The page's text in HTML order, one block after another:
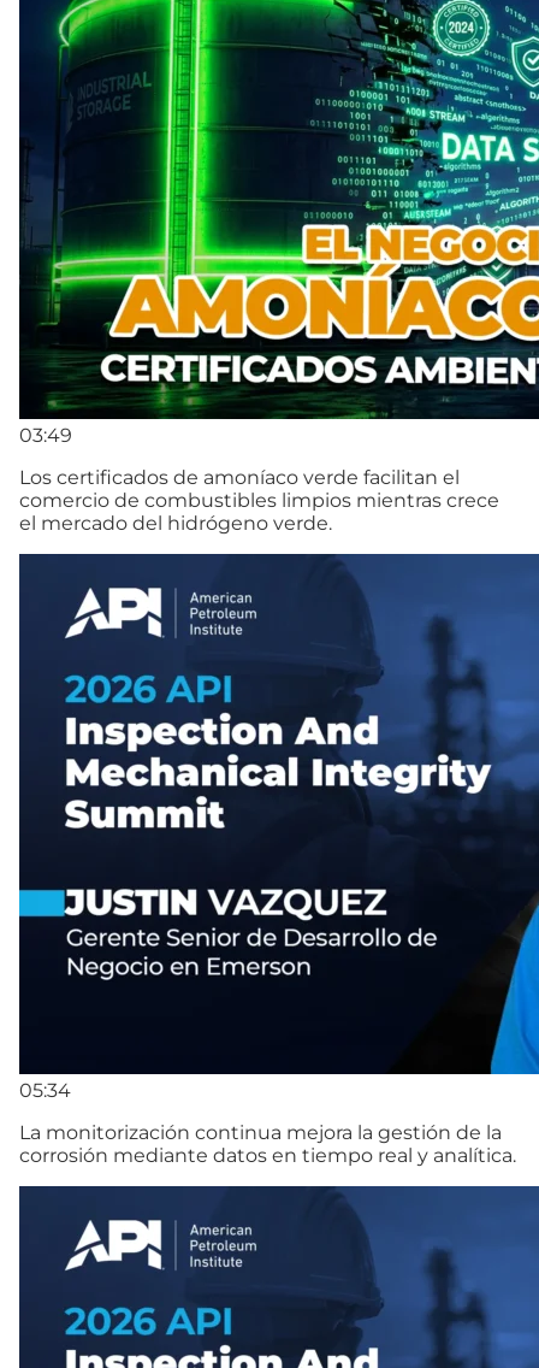
03:49
Los certificados de amoníaco verde facilitan el
comercio de combustibles limpios mientras crece
el mercado del hidrógeno verde.
05:34
La monitorización continua mejora la gestión de la
corrosión mediante datos en tiempo real y analítica.